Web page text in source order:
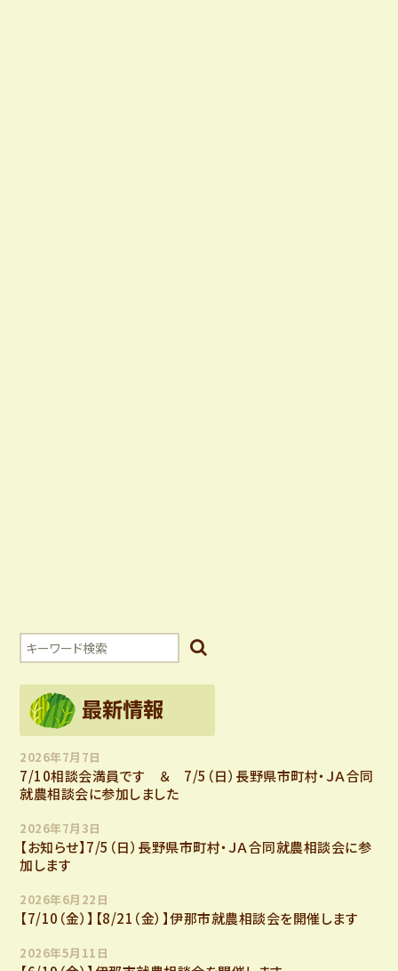
7/10相談会満員です ＆ 7/5（日）長野県市町村・ＪＡ合同
就農相談会に参加しました
2026年7月7日
【お知らせ】7/5（日）長野県市町村・ＪＡ合同就農相談会に参
加します
2026年7月3日
【7/10（金）】【8/21（金）】伊那市就農相談会を開催します
2026年6月22日
2026年5月11日